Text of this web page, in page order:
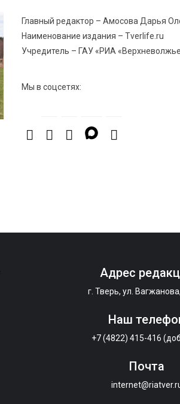
Владимира Васильева о героях СВО
6 Авг 2026 14:55 254
6 Авг 2026 14:01
Главный редактор – Амосова Дарья
Наименование издания – Tverlife.ru
Учредитель – ГАУ «РИА
Мы в соцсетях:
Адрес
г. Тверь, ул.
Наш
+7 (4822) 415-416
Почта